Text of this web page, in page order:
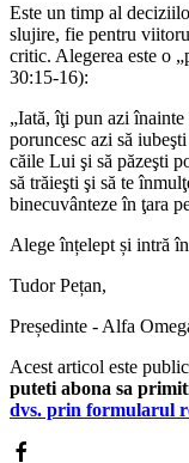
Este un timp al
slujire, fie pentru
critic. Alegerea este o
30:15-16):
„Iată, îţi pun azi
poruncesc azi să
căile Lui şi să păzeşti
să trăieşti şi să te
binecuvânteze în ţara
Alege înțelept și intră
Tudor Pețan,
Președinte - Alfa
Acest articol este
puteti abona sa
dvs. prin formularul